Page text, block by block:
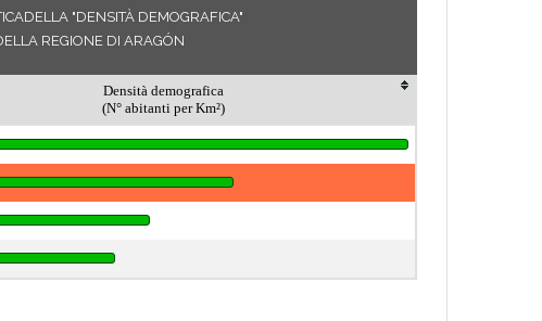
"DENSITÀ DEMOGRAFICA"
REGIONE DI ARAGÓN
Densità demografica
(N° abitanti per Km²)